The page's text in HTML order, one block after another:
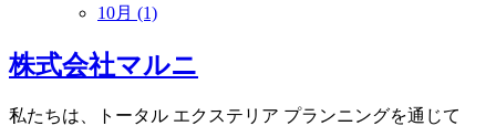
10月 (1)
株式会社マルニ
私たちは、トータル エクステリア プランニングを通じて